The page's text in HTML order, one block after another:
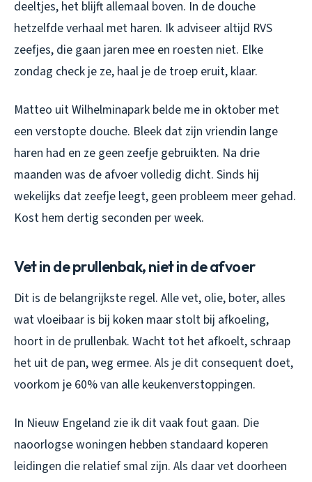
deeltjes, het blijft allemaal boven. In de douche
hetzelfde verhaal met haren. Ik adviseer altijd RVS
zeefjes, die gaan jaren mee en roesten niet. Elke
zondag check je ze, haal je de troep eruit, klaar.
Matteo uit Wilhelminapark belde me in oktober met
een verstopte douche. Bleek dat zijn vriendin lange
haren had en ze geen zeefje gebruikten. Na drie
maanden was de afvoer volledig dicht. Sinds hij
wekelijks dat zeefje leegt, geen probleem meer gehad.
Kost hem dertig seconden per week.
Vet in de prullenbak, niet in de afvoer
Dit is de belangrijkste regel. Alle vet, olie, boter, alles
wat vloeibaar is bij koken maar stolt bij afkoeling,
hoort in de prullenbak. Wacht tot het afkoelt, schraap
het uit de pan, weg ermee. Als je dit consequent doet,
voorkom je 60% van alle keukenverstoppingen.
In Nieuw Engeland zie ik dit vaak fout gaan. Die
naoorlogse woningen hebben standaard koperen
leidingen die relatief smal zijn. Als daar vet doorheen